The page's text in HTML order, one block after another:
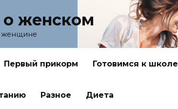
о женском
женщине
Первый прикорм Готовимся к школе
Разное Диета